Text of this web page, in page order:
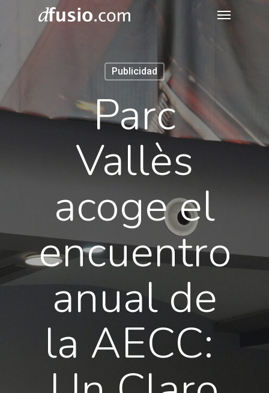
content
Publicidad
Parc
Vallès
acoge el
encuentro
anual de
la AECC: